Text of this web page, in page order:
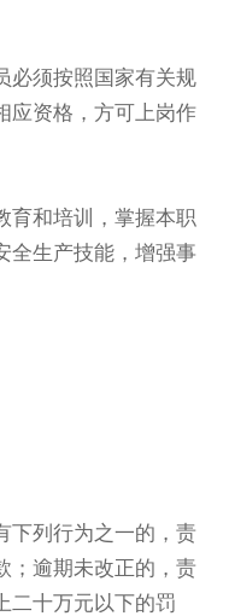
须按照国家有关规
应资格，方可上岗作
和培训，掌握本职
全生产技能，增强事
列行为之一的，责
；逾期未改正的，责
二十万元以下的罚